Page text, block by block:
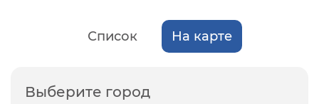
Список На карте
Выберите город